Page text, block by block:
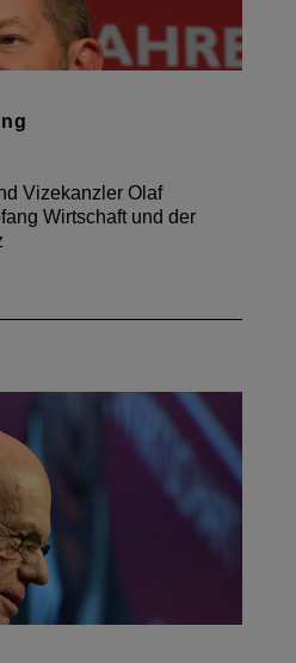
Vizekanzler Olaf
Wirtschaft und der